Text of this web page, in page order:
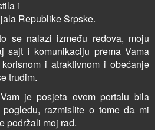
i
Republike Srpske.
se nalazi između redova, moju
sajt i komunikaciju prema Vama
i atraktivnom i obećanje
trudim.
je posjeta ovom portalu bila
razmislite o tome da mi
podržali moj rad.